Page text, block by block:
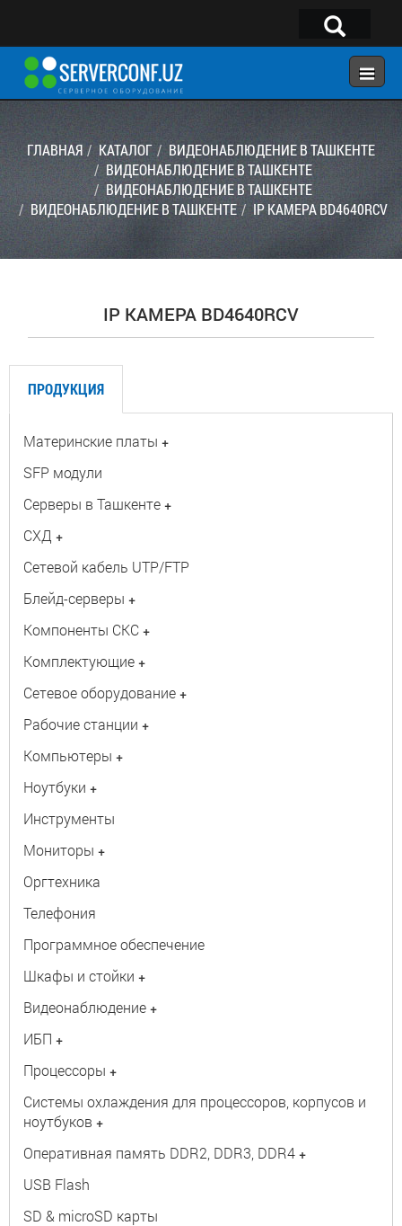
×
ГЛАВНАЯ
КОНФИГУРАТОР
КАТАЛОГ
Telegram:@serverconf_uz
Тел: (90) 932-18-00
ГЛАВНАЯ КАТАЛОГ
ВИДЕОНАБЛЮДЕНИЕ В ТАШКЕНТЕ
ВИДЕОНАБЛЮДЕНИЕ В ТАШКЕНТЕ
ВИДЕОНАБЛЮДЕНИЕ В ТАШКЕНТЕ
ВИДЕОНАБЛЮДЕНИЕ В ТАШКЕНТЕ
IP КАМЕРА BD4640RCV
IP КАМЕРА BD4640RCV
ПРОДУКЦИЯ
Материнские платы +
SFP модули
Серверы в Ташкенте +
СХД +
Сетевой кабель UTP/FTP
Блейд-серверы +
Компоненты СКС +
Комплектующие +
Сетевое оборудование +
Рабочие станции +
Компьютеры +
Ноутбуки +
Инструменты
Мониторы +
Оргтехника
Телефония
Программное обеспечение
Шкафы и стойки +
Видеонаблюдение +
ИБП +
Процессоры +
Системы охлаждения для процессоров, корпусов и
ноутбуков +
Оперативная память DDR2, DDR3, DDR4 +
USB Flash
SD & microSD карты